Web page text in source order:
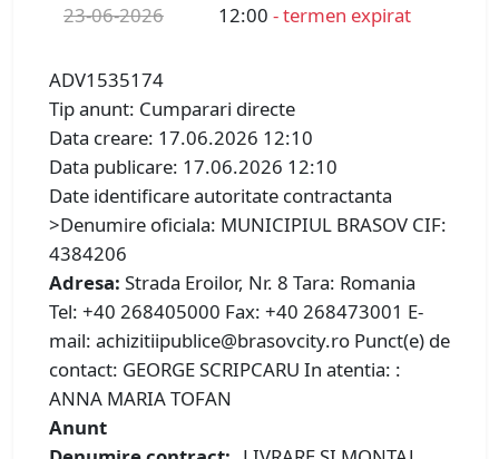
23-06-2026 12:00 - termen expirat
ADV1535174
Tip anunt: Cumparari directe
Data creare: 17.06.2026 12:10
Data publicare: 17.06.2026 12:10
Date identificare autoritate contractanta
>Denumire oficiala: MUNICIPIUL BRASOV CIF:
4384206
Adresa: Strada Eroilor, Nr. 8 Tara: Romania
Tel: +40 268405000 Fax: +40 268473001 E-
mail: achizitiipublice@brasovcity.ro Punct(e) de
contact: GEORGE SCRIPCARU In atentia: :
ANNA MARIA TOFAN
Anunt